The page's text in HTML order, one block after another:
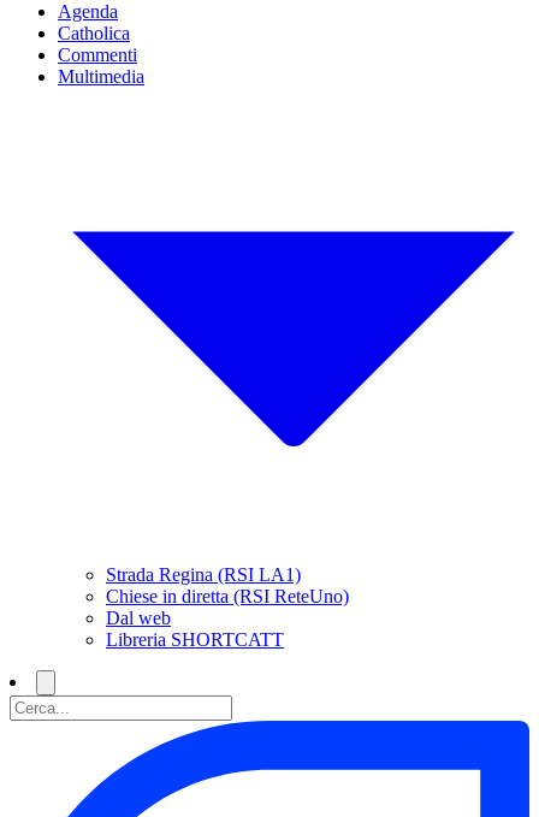
Agenda
Catholica
Commenti
Multimedia
Strada Regina (RSI LA1)
Chiese in diretta (RSI ReteUno)
Dal web
Libreria SHORTCATT